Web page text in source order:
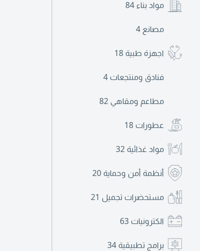
مواد بناء 84
مصانع 4
اجهزة طبية 18
فنادق ومنتجعات 4
مطاعم ومقاهي 82
عطورات 18
مواد غذائية 32
أنظمة أمن وحماية 20
مستحضرات تجميل 21
الكترونيات 63
برامج تطبيقية 34